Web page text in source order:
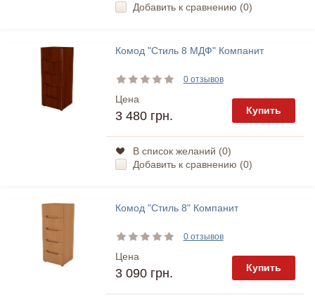
Добавить к сравнению (0)
Комод "Стиль 8 МДФ" Компанит
0 отзывов
Цена
3 480 грн. Купить
В список желаний (0)
Добавить к сравнению (0)
Комод "Стиль 8" Компанит
0 отзывов
Цена
3 090 грн. Купить